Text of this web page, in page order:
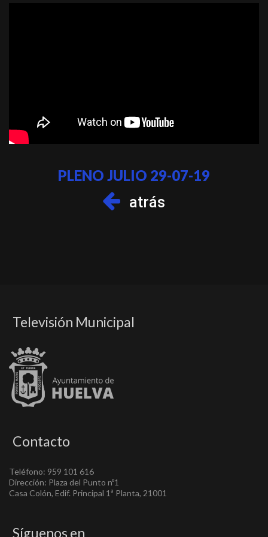
PLENO JULIO 29-07-19
atrás
Televisión Municipal
Contacto
Teléfono: 959 101 616
Dirección: Plaza del Punto nº1
Casa Colón, Edif. Principal 1ª Planta, 21001
Síguenos en